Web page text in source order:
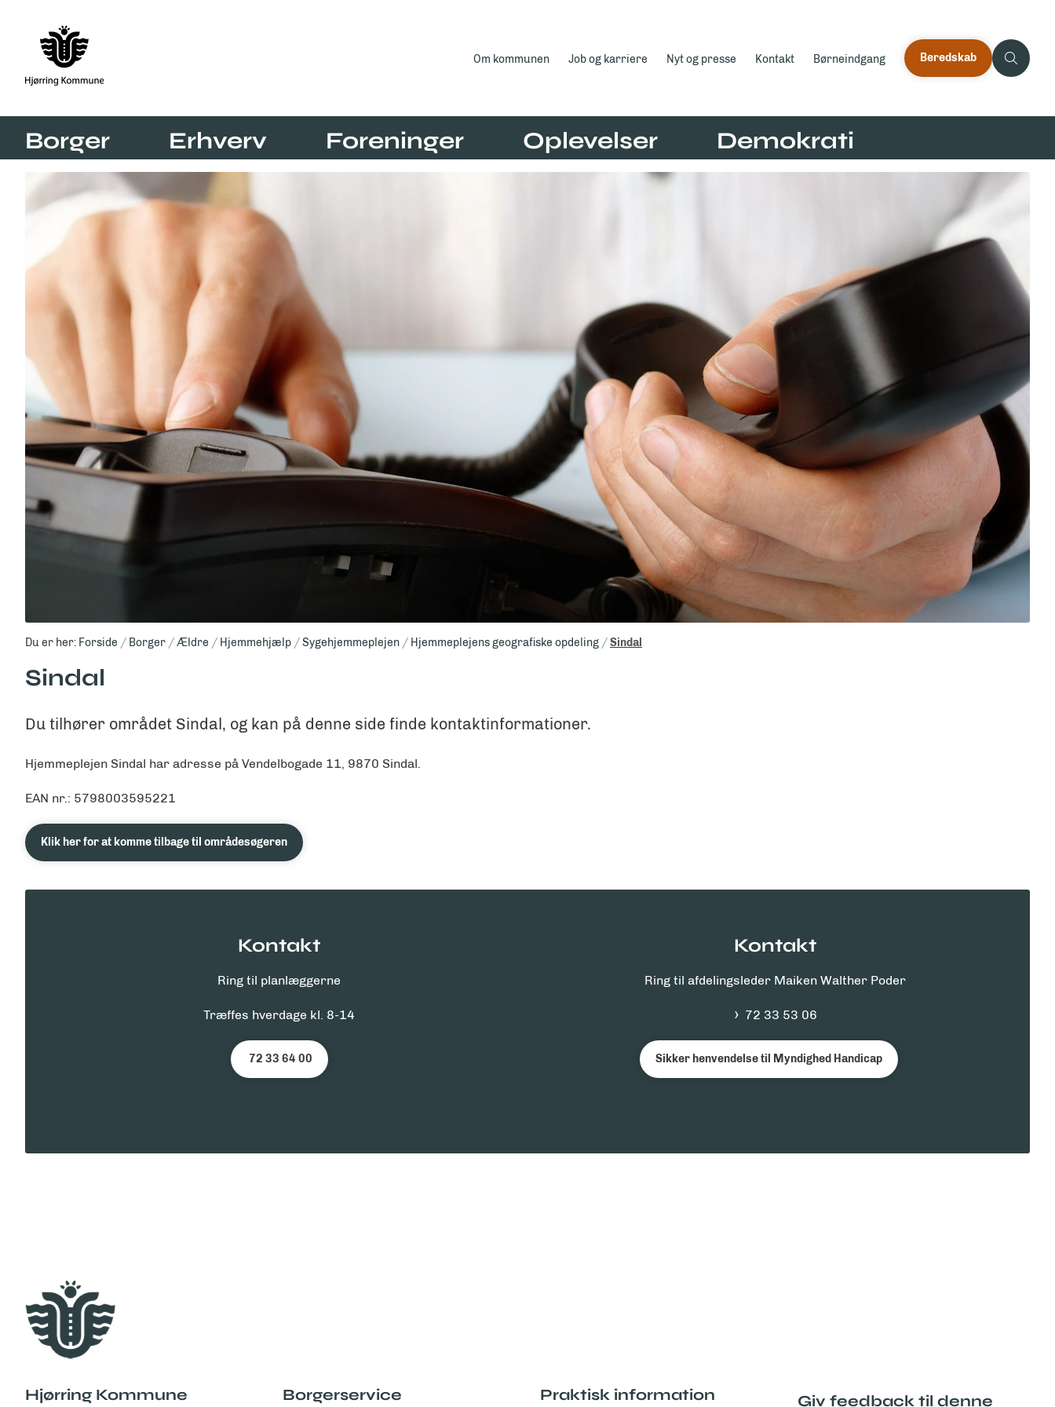
Om kommunen Job og karriere Nyt og presse Kontakt Børneindgang Beredskab
Borger Erhverv Foreninger Oplevelser Demokrati
Du er her: Forside Borger Ældre Hjemmehjælp Sygehjemmeplejen Hjemmeplejens geografiske opdeling Sindal
Sindal
Du tilhører området Sindal, og kan på denne side finde kontaktinformationer.
Hjemmeplejen Sindal har adresse på Vendelbogade 11, 9870 Sindal.
EAN nr.: 5798003595221
Klik her for at komme tilbage til områdesøgeren
Kontakt
Ring til planlæggerne
Træffes hverdage kl. 8-14
72 33 64 00
Kontakt
Ring til afdelingsleder Maiken Walther Poder
72 33 53 06
Sikker henvendelse til Myndighed Handicap
Hjørring Kommune Borgerservice Praktisk information Giv feedback til denne